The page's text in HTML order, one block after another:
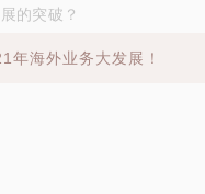
的突破？
年海外业务大发展！